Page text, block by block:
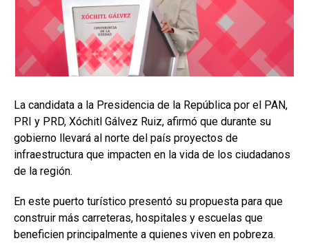
La candidata a la Presidencia de la República por el PAN,
PRI y PRD, Xóchitl Gálvez Ruiz, afirmó que durante su
gobierno llevará al norte del país proyectos de
infraestructura que impacten en la vida de los ciudadanos
de la región.
En este puerto turístico presentó su propuesta para que
construir más carreteras, hospitales y escuelas que
beneficien principalmente a quienes viven en pobreza.